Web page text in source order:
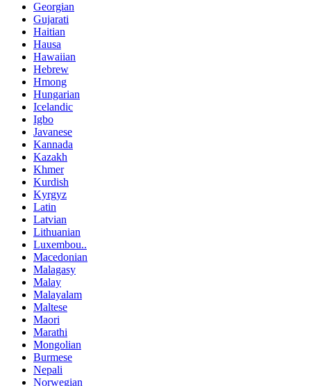
Georgian
Gujarati
Haitian
Hausa
Hawaiian
Hebrew
Hmong
Hungarian
Icelandic
Igbo
Javanese
Kannada
Kazakh
Khmer
Kurdish
Kyrgyz
Latin
Latvian
Lithuanian
Luxembou..
Macedonian
Malagasy
Malay
Malayalam
Maltese
Maori
Marathi
Mongolian
Burmese
Nepali
Norwegian